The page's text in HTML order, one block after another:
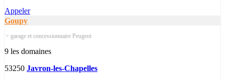
Appeler
Goupy
> garage et concessionnaire Peugeot
9 les domaines
53250 Javron-les-Chapelles